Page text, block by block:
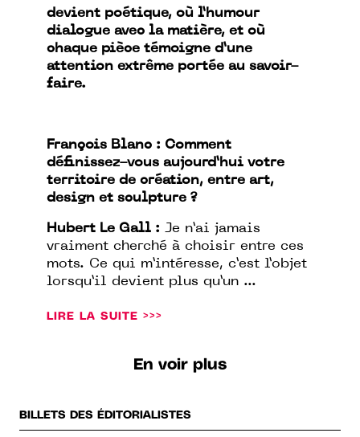
devient poétique, où l’humour
dialogue avec la matière, et où
chaque pièce témoigne d’une
attention extrême portée au savoir-
faire.
François Blanc : Comment
définissez-vous aujourd’hui votre
territoire de création, entre art,
design et sculpture ?
Hubert Le Gall : Je n’ai jamais
vraiment cherché à choisir entre ces
mots. Ce qui m’intéresse, c’est l’objet
lorsqu’il devient plus qu’un ...
LIRE LA SUITE >>>
En voir plus
BILLETS DES ÉDITORIALISTES